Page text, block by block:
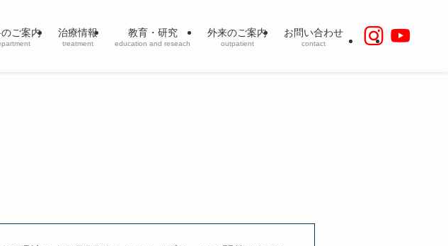
ご案内 治療情報
treatment
教育・研究
education and reseach
外来のご案内
outpatient
お問い合わせ
contact